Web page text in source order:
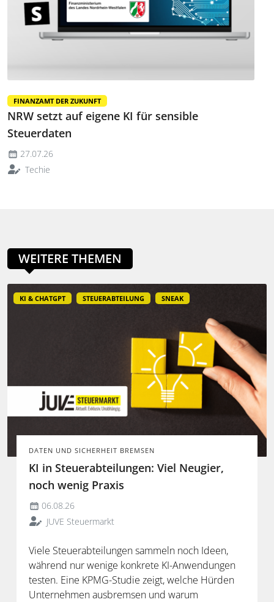
FINANZAMT DER ZUKUNFT
NRW setzt auf eigene KI für sensible
Steuerdaten
27.07.26
Techie
WEITERE THEMEN
KI & CHATGPT STEUERABTEILUNG SNEAK
DATEN UND SICHERHEIT BREMSEN
KI in Steuerabteilungen: Viel Neugier,
noch wenig Praxis
06.08.26
JUVE Steuermarkt
Viele Steuerabteilungen sammeln noch Ideen,
während nur wenige konkrete KI-Anwendungen
testen. Eine KPMG-Studie zeigt, welche Hürden
Unternehmen ausbremsen und warum